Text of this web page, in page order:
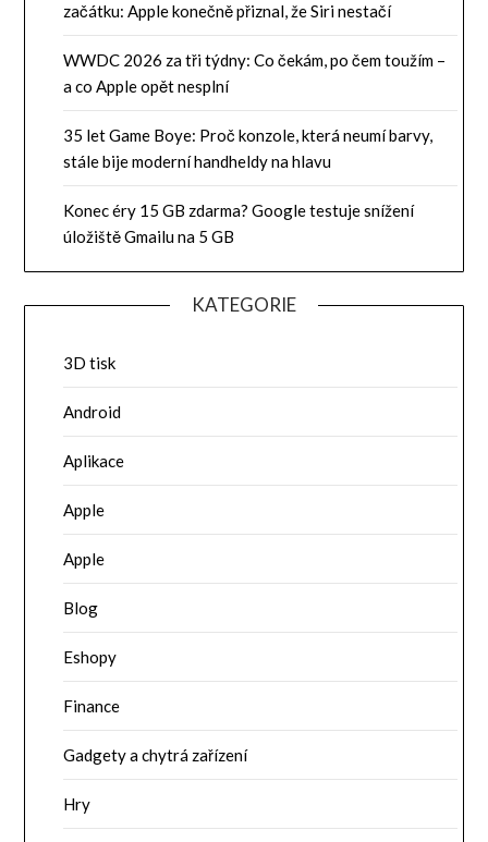
začátku: Apple konečně přiznal, že Siri nestačí
WWDC 2026 za tři týdny: Co čekám, po čem toužím –
a co Apple opět nesplní
35 let Game Boye: Proč konzole, která neumí barvy,
stále bije moderní handheldy na hlavu
Konec éry 15 GB zdarma? Google testuje snížení
úložiště Gmailu na 5 GB
KATEGORIE
3D tisk
Android
Aplikace
Apple
Apple
Blog
Eshopy
Finance
Gadgety a chytrá zařízení
Hry